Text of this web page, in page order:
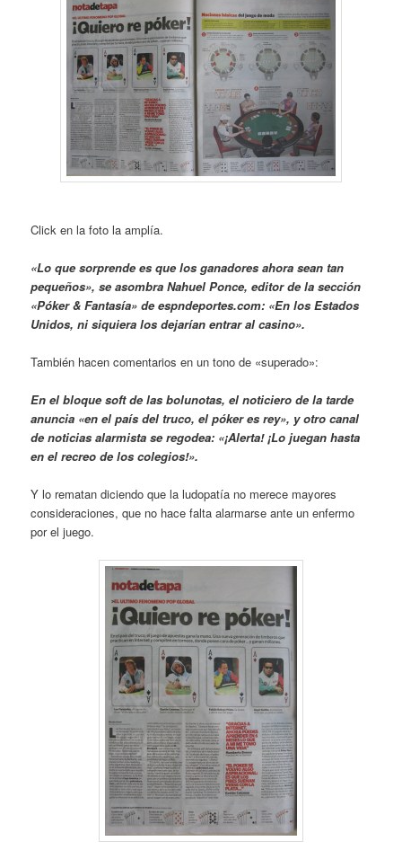
Click en la foto la amplía.
«Lo que sorprende es que los ganadores ahora sean tan
pequeños», se asombra Nahuel Ponce, editor de la sección
«Póker & Fantasía» de espndeportes.com: «En los Estados
Unidos, ni siquiera los dejarían entrar al casino».
También hacen comentarios en un tono de «superado»:
En el bloque soft de las bolunotas, el noticiero de la tarde
anuncia «en el país del truco, el póker es rey», y otro canal
de noticias alarmista se regodea: «¡Alerta! ¡Lo juegan hasta
en el recreo de los colegios!».
Y lo rematan diciendo que la ludopatía no merece mayores
consideraciones, que no hace falta alarmarse ante un enfermo
por el juego.